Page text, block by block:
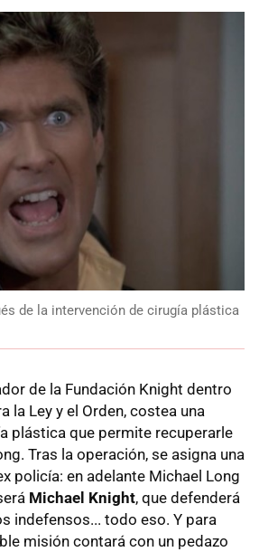
de la intervención de cirugía plástica
de la Fundación Knight dentro
la Ley y el Orden, costea una
plástica que permite recuperarle
Tras la operación, se asigna una
policía: en adelante Michael Long
Michael Knight, que defenderá
indefensos... todo eso. Y para
misión contará con un pedazo